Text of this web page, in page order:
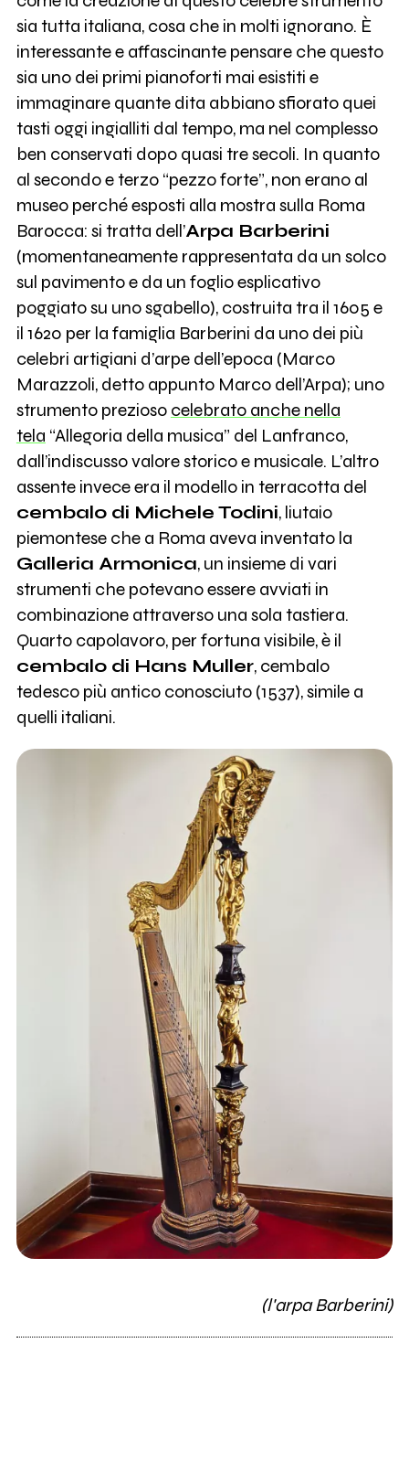
sia tutta italiana, cosa che in molti ignorano. È
interessante e affascinante pensare che questo
sia uno dei primi pianoforti mai esistiti e
immaginare quante dita abbiano sfiorato quei
tasti oggi ingialliti dal tempo, ma nel complesso
ben conservati dopo quasi tre secoli. In quanto
al secondo e terzo “pezzo forte”, non erano al
museo perché esposti alla mostra sulla Roma
Barocca: si tratta dell’Arpa Barberini
(momentaneamente rappresentata da un solco
sul pavimento e da un foglio esplicativo
poggiato su uno sgabello), costruita tra il 1605 e
il 1620 per la famiglia Barberini da uno dei più
celebri artigiani d’arpe dell’epoca (Marco
Marazzoli, detto appunto Marco dell’Arpa); uno
strumento prezioso celebrato anche nella
tela “Allegoria della musica” del Lanfranco,
dall’indiscusso valore storico e musicale. L’altro
assente invece era il modello in terracotta del
cembalo di Michele Todini, liutaio
piemontese che a Roma aveva inventato la
Galleria Armonica, un insieme di vari
strumenti che potevano essere avviati in
combinazione attraverso una sola tastiera.
Quarto capolavoro, per fortuna visibile, è il
cembalo di Hans Muller, cembalo
tedesco più antico conosciuto (1537), simile a
quelli italiani.
(l'arpa Barberini)